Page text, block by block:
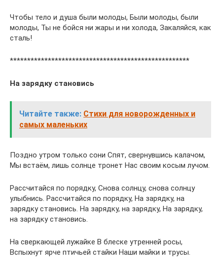
Чтобы тело и душа были молоды, Были молоды, были
молоды, Ты не бойся ни жары и ни холода, Закаляйся, как
сталь!
****************************************************
На зарядку становись
Читайте также: Стихи для новорожденных и
самых маленьких
Поздно утром только сони Спят, свернувшись калачом,
Мы встаём, лишь солнце тронет Нас своим косым лучом.
Рассчитайся по порядку, Снова солнцу, снова солнцу
улыбнись. Рассчитайся по порядку, На зарядку, на
зарядку становись. На зарядку, на зарядку, На зарядку,
на зарядку становись.
На сверкающей лужайке В блеске утренней росы,
Вспыхнут ярче птичьей стайки Наши майки и трусы.